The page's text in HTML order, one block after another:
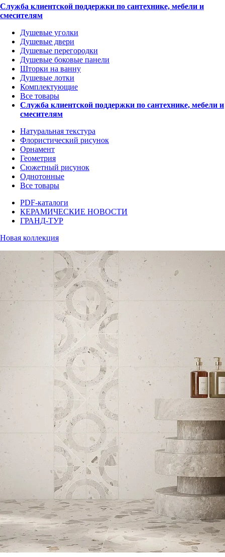
Служба клиентской поддержки по сантехнике, мебели и
смесителям
Душевые уголки
Душевые двери
Душевые перегородки
Душевые боковые панели
Шторки на ванну
Душевые лотки
Комплектующие
Все товары
Служба клиентской поддержки по сантехнике, мебели и
смесителям
Натуральная текстура
Флористический рисунок
Орнамент
Геометрия
Сюжетный рисунок
Однотонные
Все товары
PDF-каталоги
КЕРАМИЧЕСКИЕ НОВОСТИ
ГРАНД-ТУР
Новая коллекция